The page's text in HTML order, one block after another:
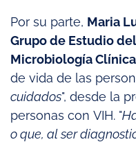
Por su parte, Maria
Grupo de Estudio
Microbiología Clínica
de vida de las
cuidados", desde la
personas con VIH. "
o que, al ser